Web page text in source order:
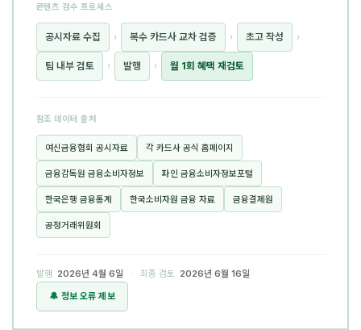
콘텐츠 검수 프로세스
공시자료 수집 › 복수 카드사 교차 검증 › 초고 작성 ›
팀 내부 검토 › 발행 › 월 1회 혜택 재검토
참조 데이터 출처
여신금융협회 공시자료 각 카드사 공식 홈페이지
금융감독원 금융소비자정보 파인 금융소비자정보포털
한국은행 금융통계 한국소비자원 금융 자료 금융결제원
공정거래위원회
발행 2026년 4월 6일 · 최종 검토
2026년 6월 16일
🔔 정보 오류 제보